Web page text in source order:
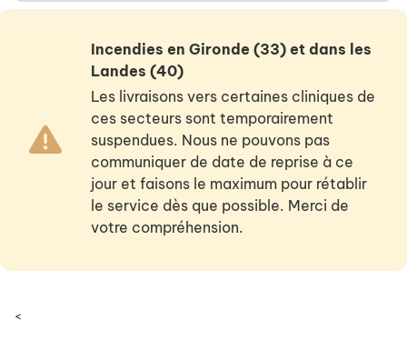
Incendies en Gironde (33) et dans les
Landes (40)
Les livraisons vers certaines cliniques de
ces secteurs sont temporairement
suspendues. Nous ne pouvons pas
communiquer de date de reprise à ce
jour et faisons le maximum pour rétablir
le service dès que possible. Merci de
votre compréhension.
<